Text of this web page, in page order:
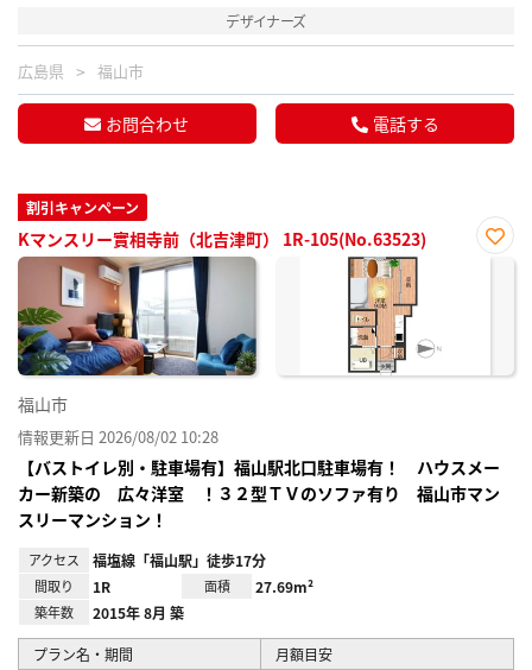
デザイナーズ
広島県 福山市
お問合わせ 電話する
割引キャンペーン
Kマンスリー實相寺前（北吉津町） 1R-105(No.63523)
お気
福山市
情報更新日 2026/08/02 10:28
【バストイレ別・駐車場有】福山駅北口駐車場有！ ハウスメー
カー新築の 広々洋室 ！３２型ＴＶのソファ有り 福山市マン
スリーマンション！
アクセス 福塩線「福山駅」徒歩17分
間取り 1R 面積 27.69m²
築年数 2015年 8月 築
プラン名・期間 月額目安